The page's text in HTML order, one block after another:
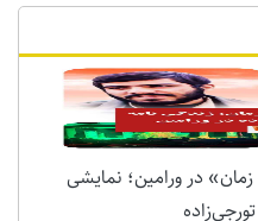
زمان» در ورامین؛ نمایشی